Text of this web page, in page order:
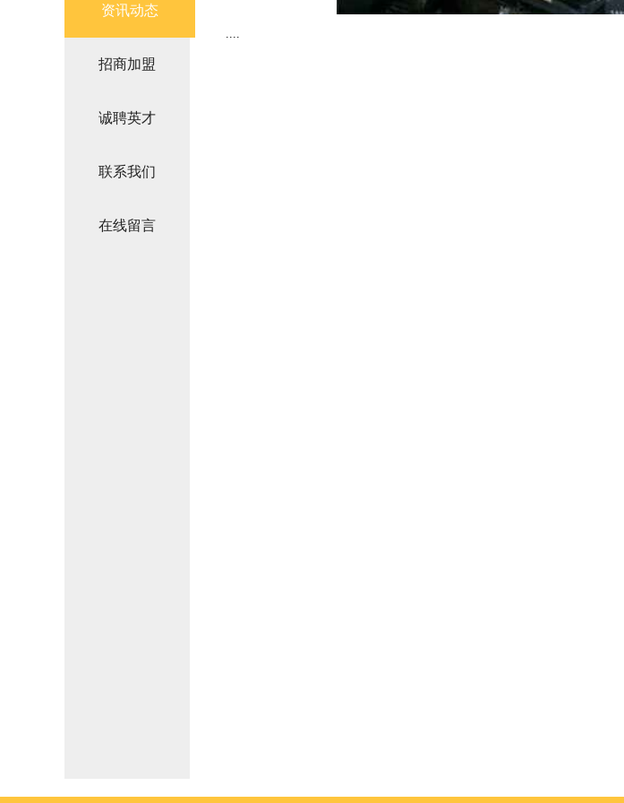
资讯动态
招商加盟
诚聘英才
联系我们
在线留言
....